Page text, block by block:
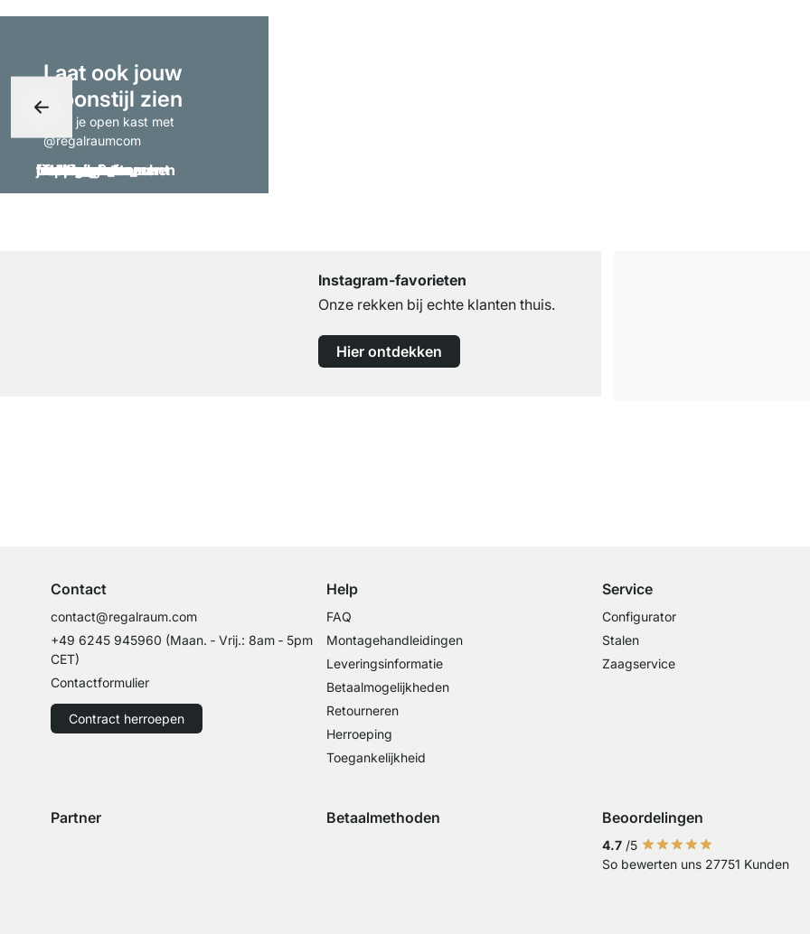
Laat ook jouw
woonstijl zien
- tag je open kast met
@regalraumcom
Instagram-favorieten
Onze rekken bij echte klanten thuis.
Hier ontdekken
Contact
contact@regalraum.com
+49 6245 945960 (Maan. ‑ Vrij.: 8am ‑ 5pm
CET)
Contactformulier
Contract herroepen
Help
FAQ
Montagehandleidingen
Leveringsinformatie
Betaalmogelijkheden
Retourneren
Herroeping
Toegankelijkheid
Service
Configurator
Stalen
Zaagservice
Partner Betaalmethoden
Betaling met Klarna Sofort
Beoordelingen
4.7 /5
So bewerten uns 27751 Kunden